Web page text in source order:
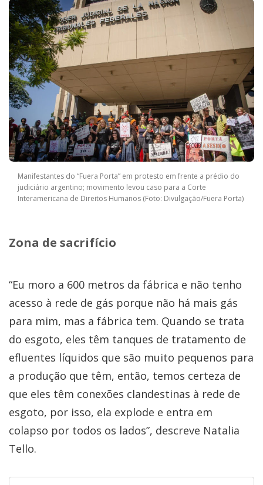
Manifestantes do “Fuera Porta” em protesto em frente a prédio do
judiciário argentino; movimento levou caso para a Corte
Interamericana de Direitos Humanos (Foto: Divulgação/Fuera Porta)
Zona de sacrifício
“Eu moro a 600 metros da fábrica e não tenho
acesso à rede de gás porque não há mais gás
para mim, mas a fábrica tem. Quando se trata
do esgoto, eles têm tanques de tratamento de
efluentes líquidos que são muito pequenos para
a produção que têm, então, temos certeza de
que eles têm conexões clandestinas à rede de
esgoto, por isso, ela explode e entra em
colapso por todos os lados”, descreve Natalia
Tello.